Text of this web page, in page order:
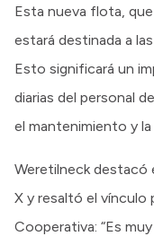
Esta nueva flota,
estará destinada a
Esto significará un
diarias del personal
el mantenimiento y la
Weretilneck destacó
X y resaltó el vínculo
Cooperativa: “Es